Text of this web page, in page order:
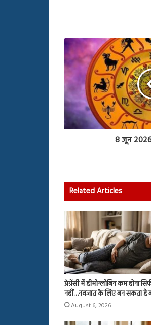
8 जून
Related Articles
प्रेग्नेंसी में हीमोग्लोबिन कम होना
नहीं…नवजात के लिए बन सकता है
August 6, 2026